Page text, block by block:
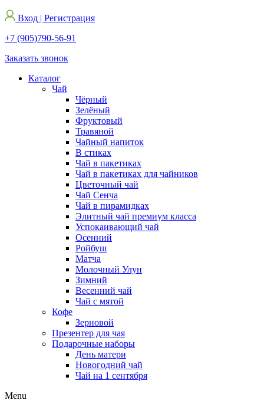
Вход | Регистрация
+7 (905)790-56-91
Заказать звонок
Каталог
Чай
Чёрный
Зелёный
Фруктовый
Травяной
Чайный напиток
В стиках
Чай в пакетиках
Чай в пакетиках для чайников
Цветочный чай
Чай Сенча
Чай в пирамидках
Элитный чай премиум класса
Успокаивающий чай
Осенний
Ройбуш
Матча
Молочный Улун
Зимний
Весенний чай
Чай с мятой
Кофе
Зерновой
Презентер для чая
Подарочные наборы
День матери
Новогодний чай
Чай на 1 сентября
Menu